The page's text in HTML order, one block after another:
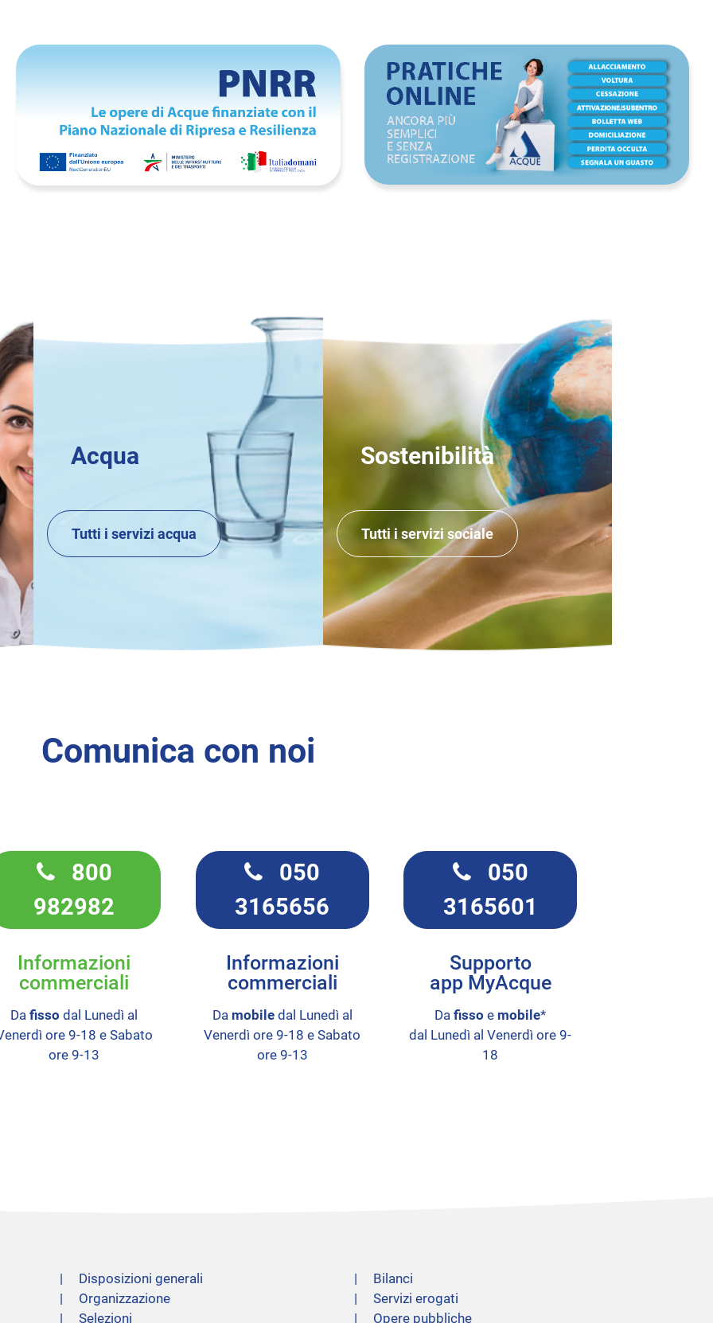
Acqua
Tutti i servizi acqua
Sostenibilità
Tutti i servizi sociale
Comunica con noi
800
982982
Informazioni
commerciali
Dafisso dal Lunedì al
ore 9-18 e Sabato
ore 9-13
050
3165656
Informazioni
commerciali
Da mobiledal Lunedì al
Venerdì ore 9-18 e Sabato
ore 9-13
050
3165601
Supporto
app MyAcque
Dafisso e mobile*
dal Lunedì al Venerdì ore 9-
18
Disposizioni generali
Organizzazione
Selezioni
Bilanci
Servizi erogati
Opere pubbliche